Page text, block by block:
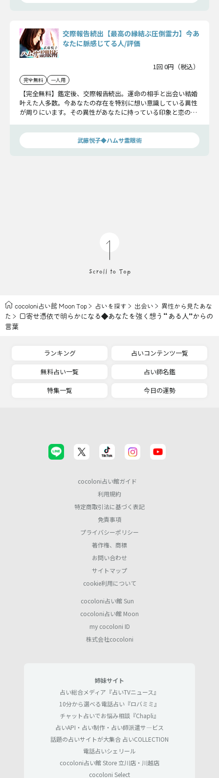
交際報告続出【最高の縁結ぶ圧倒霊力】今あ
なたに脈感じてる人/評価
1回 0円（税込）
完全無料 一人用
【完全無料】鑑定後、交際報告続出。運命の相手と出会い結婚
叶えた人多数。今あなたの存在を特別に想い意識している異性
が周りにいます。その異性があなたに持っている印象と恋の可
武藤悦子◆ハムサ霊眼術
cocoloni占い館 Moon Top 占いを探す 出会い
異性から見たあな
た
口寄せ憑依で明らかになる◆あなたを強く想う“ある人”からの
言葉
ランキング
占いコンテンツ一覧
無料占い一覧
占い師名鑑
特集一覧
今日の運勢
cocoloni占い館ガイド
利用規約
特定商取引法に基づく表記
免責事項
プライバシーポリシー
著作権、商標
お問い合わせ
サイトマップ
cookie利用について
cocoloni占い館 Sun
cocoloni占い館 Moon
my cocoloni ID
株式会社cocoloni
姉妹サイト
占い総合メディア『占いTVニュース』
10分から選べる電話占い『ロバミミ』
チャット占いでお悩み相談『Chapli』
占いAPI・占い制作・占い師派遣サ―ビス
話題の占いサイトが大集合 占いCOLLECTION
電話占いシェリール
cocoloni占い館 Store 立川店・川越店
cocoloni Select